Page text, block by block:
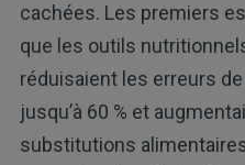
cachées. Les premiers
que les outils
réduisaient les erreurs
jusqu’à 60 % et
substitutions